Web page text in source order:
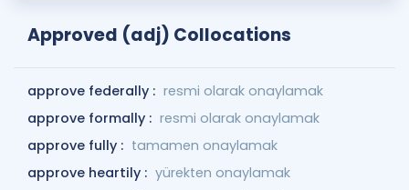
Approved (adj) Collocations
approve federally : resmi olarak onaylamak
approve formally : resmi olarak onaylamak
approve fully : tamamen onaylamak
approve heartily : yürekten onaylamak